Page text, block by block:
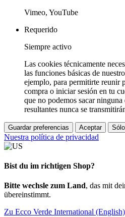
Vimeo, YouTube
Requerido
Siempre activo
Las cookies técnicamente
las funciones básicas de
ejemplo, para permitirte reunir
compra o iniciar sesión en tu
que no podemos sacar
resultantes nunca se
Guardar preferencias Aceptar
Nuestra política de privacidad
Bist du im richtigen Shop?
Bitte wechsle zum Land, das mit
übereinstimmt.
Zu Ecco Verde International (English)